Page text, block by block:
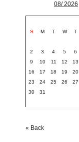
08/ 2026
S M T W T
2
3 4 5 6
9
10 11 12 13
16
17 18 19 20
23
24 25 26 27
30
31
« Back